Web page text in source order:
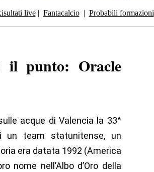
live| Fantacalcio| Probabili formazioni
il punto: Oracle
acque di Valencia la 33^
un team statunitense, un
era datata 1992 (America
nell’Albo d’Oro della